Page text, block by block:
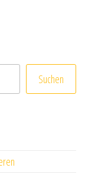
Suchen